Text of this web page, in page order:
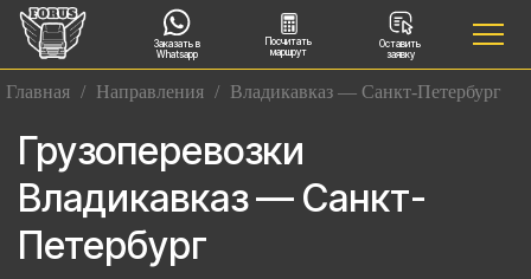
Заказать в
Whatsapp
Посчитать
маршрут
Оставить
заявку
Главная / Направления / Владикавказ — Санкт-Петербург
Грузоперевозки
Владикавказ — Санкт-
Петербург